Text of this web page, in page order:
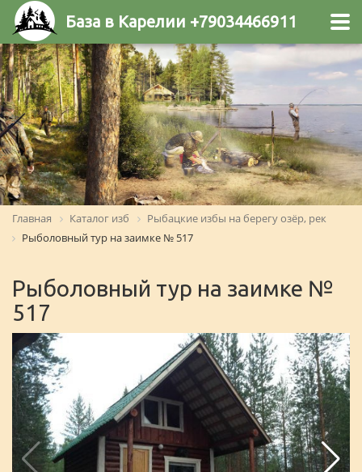
База в Карелии +79034466911
Главная Каталог изб
Рыбацкие избы на берегу озёр, рек
Рыболовный тур на заимке № 517
Рыболовный тур на заимке №
517